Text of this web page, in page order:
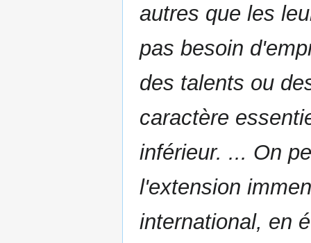
autres que les
pas besoin
des talents ou
caractère
inférieur. ... On
l'extension
international, en